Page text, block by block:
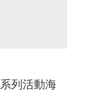
列活動海